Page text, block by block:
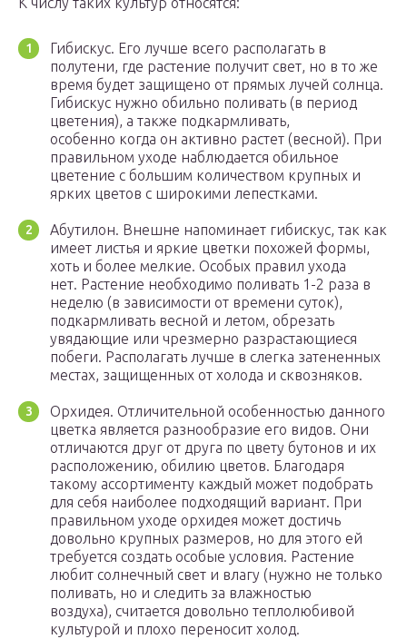
Гибискус. Его лучше всего располагать в
полутени, где растение получит свет, но в то же
время будет защищено от прямых лучей солнца.
Гибискус нужно обильно поливать (в период
цветения), а также подкармливать,
особенно когда он активно растет (весной). При
правильном уходе наблюдается обильное
цветение с большим количеством крупных и
ярких цветов с широкими лепестками.
Абутилон. Внешне напоминает гибискус, так как
имеет листья и яркие цветки похожей формы,
хоть и более мелкие. Особых правил ухода
нет. Растение необходимо поливать 1-2 раза в
неделю (в зависимости от времени суток),
подкармливать весной и летом, обрезать
увядающие или чрезмерно разрастающиеся
побеги. Располагать лучше в слегка затененных
местах, защищенных от холода и сквозняков.
Орхидея. Отличительной особенностью данного
цветка является разнообразие его видов. Они
отличаются друг от друга по цвету бутонов и их
расположению, обилию цветов. Благодаря
такому ассортименту каждый может подобрать
для себя наиболее подходящий вариант. При
правильном уходе орхидея может достичь
довольно крупных размеров, но для этого ей
требуется создать особые условия. Растение
любит солнечный свет и влагу (нужно не только
поливать, но и следить за влажностью
воздуха), считается довольно теплолюбивой
культурой и плохо переносит холод.